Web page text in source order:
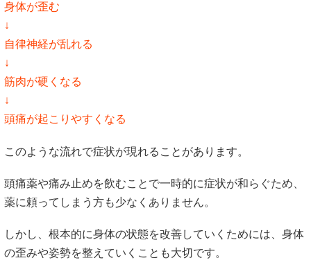
身体が歪む
↓
自律神経が乱れる
↓
筋肉が硬くなる
↓
頭痛が起こりやすくなる
このような流れで症状が現れることがあります。
頭痛薬や痛み止めを飲むことで一時的に症状が和らぐため、
薬に頼ってしまう方も少なくありません。
しかし、根本的に身体の状態を改善していくためには、身体
の歪みや姿勢を整えていくことも大切です。